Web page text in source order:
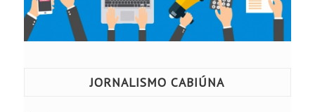
JORNALISMO CABIÚNA